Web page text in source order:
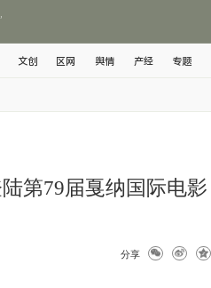
文创 区网 舆情 产经 专题
第79届戛纳国际电影
分享